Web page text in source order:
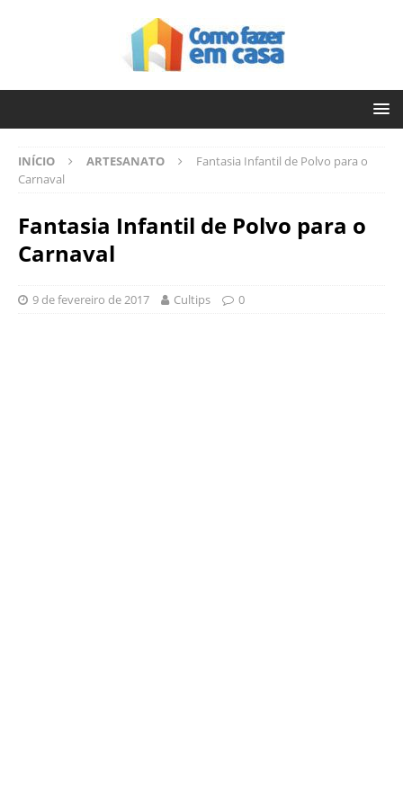
INÍCIO ARTESANATO
Fantasia Infantil de Polvo para o
Carnaval
Fantasia Infantil de Polvo para o
Carnaval
9 de fevereiro de 2017 Cultips 0